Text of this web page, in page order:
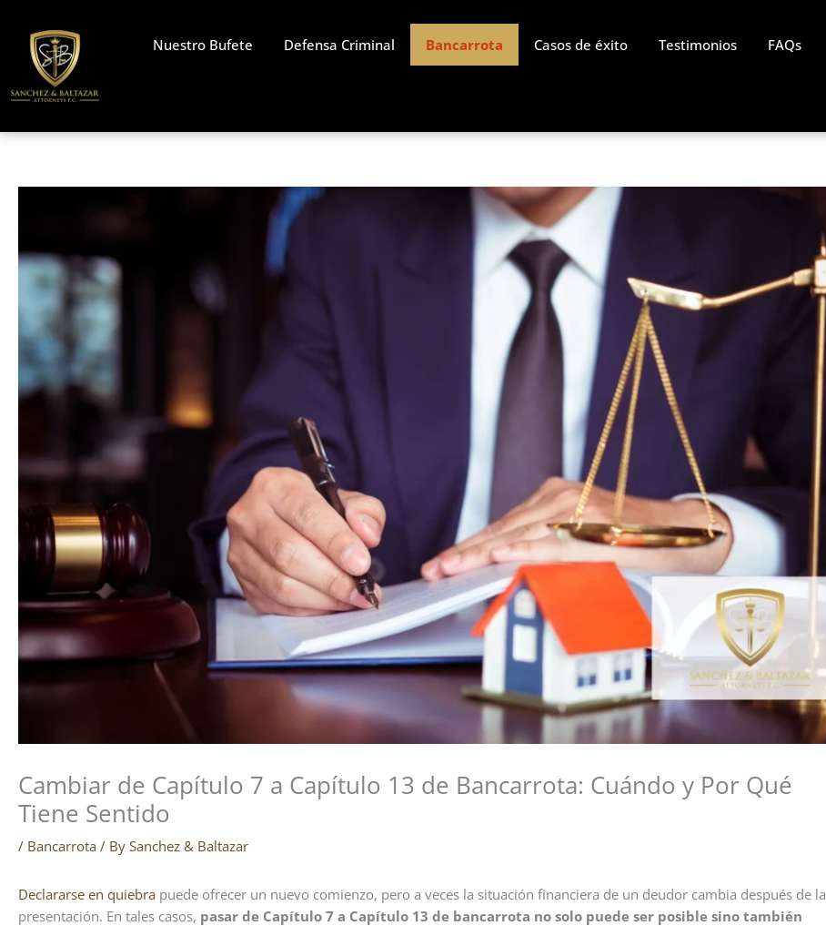
content
Nuestro Bufete Defensa Criminal Bancarrota Casos de éxito Testimonios FAQs
Cambiar de Capítulo 7 a Capítulo 13 de Bancarrota: Cuándo y Por Qué
Tiene Sentido
/ Bancarrota / By Sanchez & Baltazar
Declararse en quiebra puede ofrecer un nuevo comienzo, pero a veces la situación financiera de un deudor cambia después de la
presentación. En tales casos, pasar de Capítulo 7 a Capítulo 13 de bancarrota no solo puede ser posible sino también